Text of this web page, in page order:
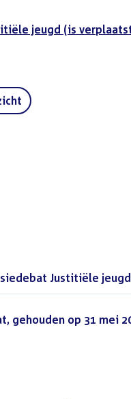
jeugd (is
Justitiële
gehouden op 31 mei